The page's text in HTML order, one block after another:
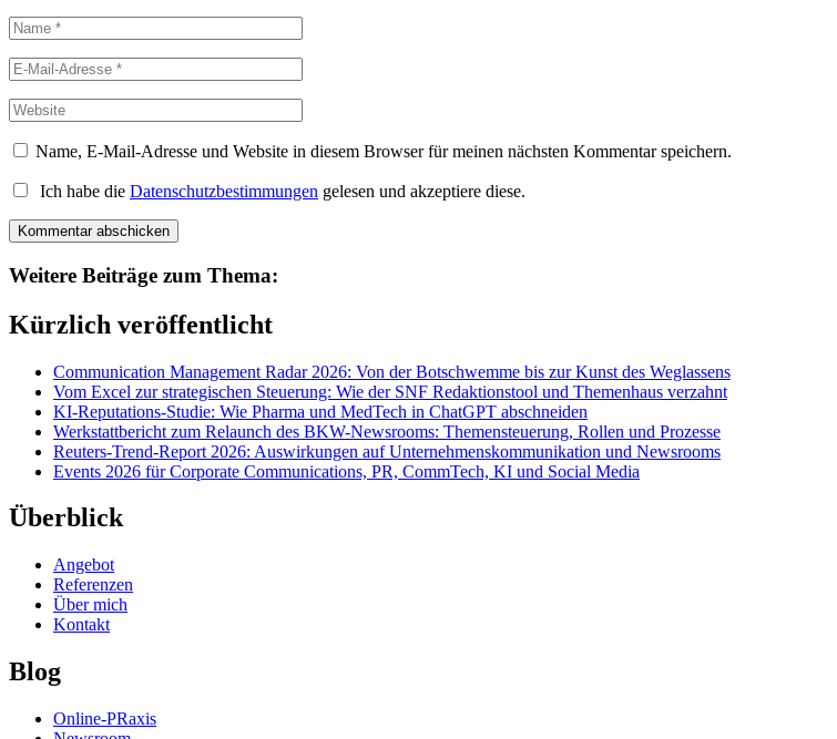
Name, E-Mail-Adresse und Website in diesem Browser für meinen nächsten Kommentar speichern.
Ich habe die Datenschutzbestimmungen gelesen und akzeptiere diese.
Weitere Beiträge zum Thema:
Kürzlich veröffentlicht
Communication Management Radar 2026: Von der Botschwemme bis zur Kunst des Weglassens
Vom Excel zur strategischen Steuerung: Wie der SNF Redaktionstool und Themenhaus verzahnt
KI-Reputations-Studie: Wie Pharma und MedTech in ChatGPT abschneiden
Werkstattbericht zum Relaunch des BKW-Newsrooms: Themensteuerung, Rollen und Prozesse
Reuters-Trend-Report 2026: Auswirkungen auf Unternehmenskommunikation und Newsrooms
Events 2026 für Corporate Communications, PR, CommTech, KI und Social Media
Überblick
Angebot
Referenzen
Über mich
Kontakt
Blog
Online-PRaxis